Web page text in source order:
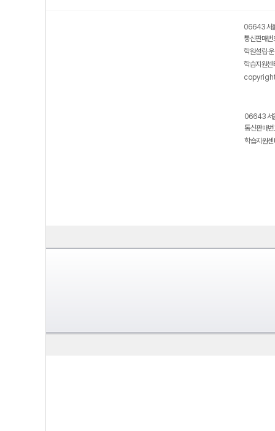
06643 서
통신판매
학원설립·
학습지원
06643 서
통신판매
학습지원